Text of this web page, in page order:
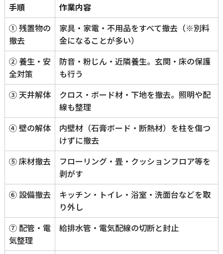
手順
作業内容
① 残置物の
撤去
家具・家電・不用品をすべて撤去（※別料
金になることが多い）
② 養生・安
全対策
防音・粉じん・近隣養生。玄関・床の保護
も行う
③ 天井解体
クロス・ボード材・下地を撤去。照明や配
線も整理
④ 壁の解体
内壁材（石膏ボード・断熱材）を柱を傷つ
けずに撤去
⑤ 床材撤去
フローリング・畳・クッションフロア等を
剥がす
⑥ 設備撤去
キッチン・トイレ・浴室・洗面台などを取
り外し
⑦ 配管・電
気整理
給排水管・電気配線の切断と封止